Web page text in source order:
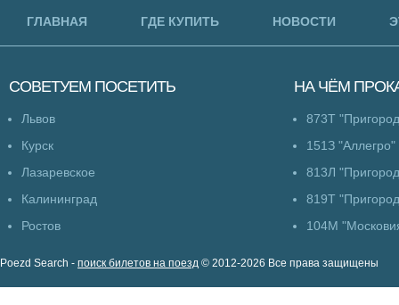
ГЛАВНАЯ ГДЕ КУПИТЬ НОВОСТИ
СОВЕТУЕМ ПОСЕТИТЬ
Львов
Курск
Лазаревское
Калининград
Ростов
НА ЧЁМ
873Т
151З "Аллегро"
813Л
819Т
104М
Poezd Search - поиск билетов на поезд © 2012-2026 Все права защищены